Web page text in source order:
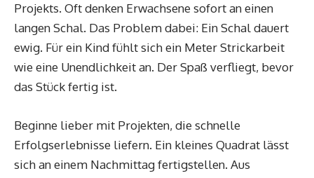
Projekts. Oft denken Erwachsene sofort an einen
langen Schal. Das Problem dabei: Ein Schal dauert
ewig. Für ein Kind fühlt sich ein Meter Strickarbeit
wie eine Unendlichkeit an. Der Spaß verfliegt, bevor
das Stück fertig ist.
Beginne lieber mit Projekten, die schnelle
Erfolgserlebnisse liefern. Ein kleines Quadrat lässt
sich an einem Nachmittag fertigstellen. Aus